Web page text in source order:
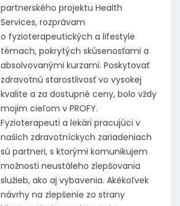
partnerského projektu Health
Services, rozprávam
o fyzioterapeutických a lifestyle
témach, pokrytých skúsenosťami a
absolvovanými kurzami. Poskytovať
zdravotnú starostlivosť vo vysokej
kvalite a za dostupné ceny, bolo vždy
mojim cieľom v PROFY.
Fyzioterapeuti a lekári pracujúci v
našich zdravotníckych zariadeniach
sú partneri, s ktorými komunikujem
možnosti neustáleho zlepšovania
služieb, ako aj vybavenia. Akékoľvek
návrhy na zlepšenie zo strany